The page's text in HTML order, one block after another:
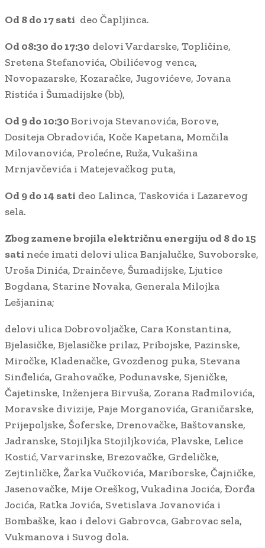
Od 8 do 17 sati deo Čapljinca.
Od 08:30 do 17:30 delovi Vardarske, Topličine,
Sretena Stefanovića, Obilićevog venca,
Novopazarske, Kozaračke, Jugovićeve, Jovana
Ristića i Šumadijske (bb),
Od 9 do 10:30Borivoja Stevanovića, Borove,
Dositeja Obradovića, Koče Kapetana, Momčila
Milovanovića, Prolećne, Ruža, Vukašina
Mrnjavčevića i Matejevačkog puta,
Od 9 do 14 sati deo Lalinca, Taskovića i Lazarevog
sela.
Zbog zamene brojila električnu energiju od 8 do 15
sati neće imati delovi ulica Banjalučke, Suvoborske,
Uroša Dinića, Drainčeve, Šumadijske, Ljutice
Bogdana, Starine Novaka, Generala Milojka
Lešjanina;
delovi ulica Dobrovoljačke, Cara Konstantina,
Bjelasičke, Bjelasičke prilaz, Pribojske, Pazinske,
Miročke, Kladenačke, Gvozdenog puka, Stevana
Sinđelića, Grahovačke, Podunavske, Sjeničke,
Čajetinske, Inženjera Birvuša, Zorana Radmilovića,
Moravske divizije, Paje Morganovića, Graničarske,
Prijepoljske, Šoferske, Drenovačke, Baštovanske,
Jadranske, Stojiljka Stojiljkovića, Plavske, Lelice
Kostić, Varvarinske, Brezovačke, Grdeličke,
Zejtinličke, Žarka Vučkovića, Mariborske, Čajničke,
Jasenovačke, Mije Oreškog, Vukadina Jocića, Đorđa
Jocića, Ratka Jovića, Svetislava Jovanovića i
Bombaške, kao i delovi Gabrovca, Gabrovac sela,
Vukmanova i Suvog dola.